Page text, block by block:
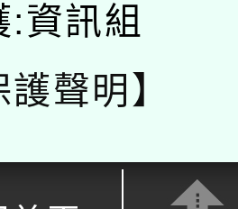
資訊組
護聲明】